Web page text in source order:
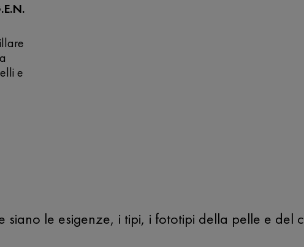
e
le esigenze, i tipi, i fototipi della pelle e del